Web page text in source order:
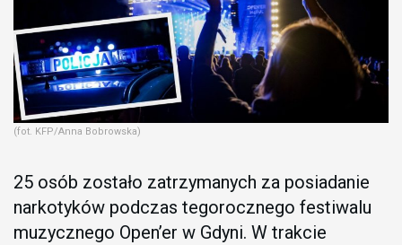
(fot. KFP/Anna Bobrowska)
25 osób zostało zatrzymanych za posiadanie
narkotyków podczas tegorocznego festiwalu
muzycznego Open’er w Gdyni. W trakcie